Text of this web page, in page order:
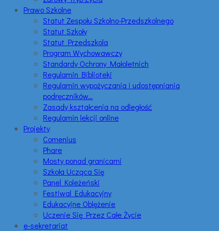
Prawo Szkolne
Statut Zespołu Szkolno-Przedszkolnego
Statut Szkoły
Statut Przedszkola
Program Wychowawczy
Standardy Ochrony Małoletnich
Regulamin Biblioteki
Regulamin wypożyczania i udostępniania
podręczników…
Zasady kształcenia na odległość
Regulamin lekcji online
Projekty
Comenius
Phare
Mosty ponad granicami
Szkoła Ucząca Się
Panel Koleżeński
Festiwal Edukacyjny
Edukacyjne Oblężenie
Uczenie Się Przez Całe Życie
e-sekretariat